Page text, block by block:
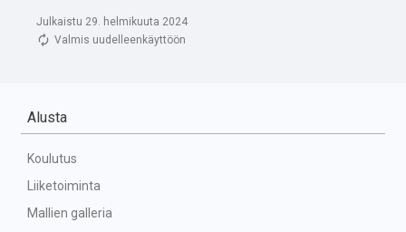
Julkaistu 29. helmikuuta 2024
Valmis uudelleenkäyttöön
Alusta
Koulutus
Liiketoiminta
Mallien galleria